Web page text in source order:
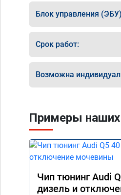
Блок управления
Срок работ:
Возможна
Примеры наших
Чип тюнинг Audi
дизель и